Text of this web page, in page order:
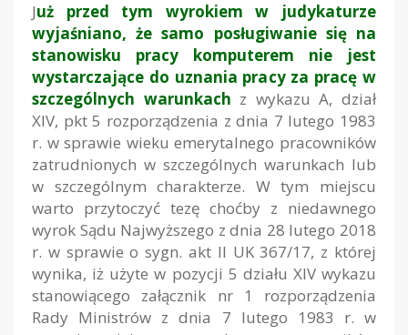
Już przed tym wyrokiem w judykaturze
wyjaśniano, że samo posługiwanie się na
stanowisku pracy komputerem nie jest
wystarczające do uznania pracy za pracę w
szczególnych warunkach z wykazu A, dział
XIV, pkt 5 rozporządzenia z dnia 7 lutego 1983
r. w sprawie wieku emerytalnego pracowników
zatrudnionych w szczególnych warunkach lub
w szczególnym charakterze. W tym miejscu
warto przytoczyć tezę choćby z niedawnego
wyrok Sądu Najwyższego z dnia 28 lutego 2018
r. w sprawie o sygn. akt II UK 367/17, z której
wynika, iż użyte w pozycji 5 działu XIV wykazu
stanowiącego załącznik nr 1 rozporządzenia
Rady Ministrów z dnia 7 lutego 1983 r. w